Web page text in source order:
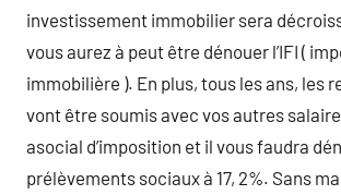
investissement immobilier sera
vous aurez à peut être dénouer l’IFI (
immobilière ). En plus, tous les ans, les
vont être soumis avec vos autres
asocial d’imposition et il vous faudra
prélèvements sociaux à 17, 2%. Sans